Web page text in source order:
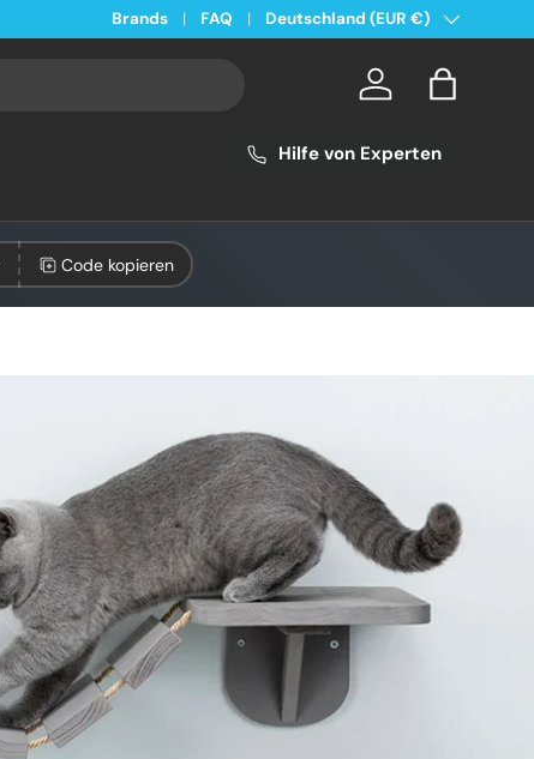
Kostenloser Versand ab 49€ in Deutschland
Brands FAQ Land/Region
Deutschland (EUR €)
Konto
Hilfe von Experten
Code kopieren